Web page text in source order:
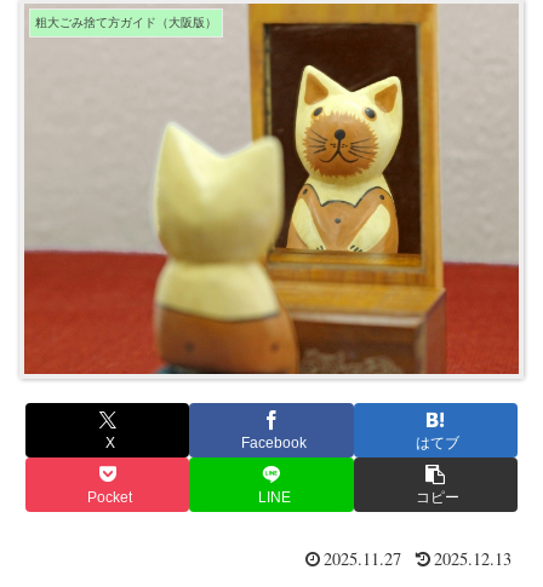
粗大ごみ捨て方ガイド（大阪版）
X Facebook はてブ
Pocket LINE コピー
2025.11.27 2025.12.13